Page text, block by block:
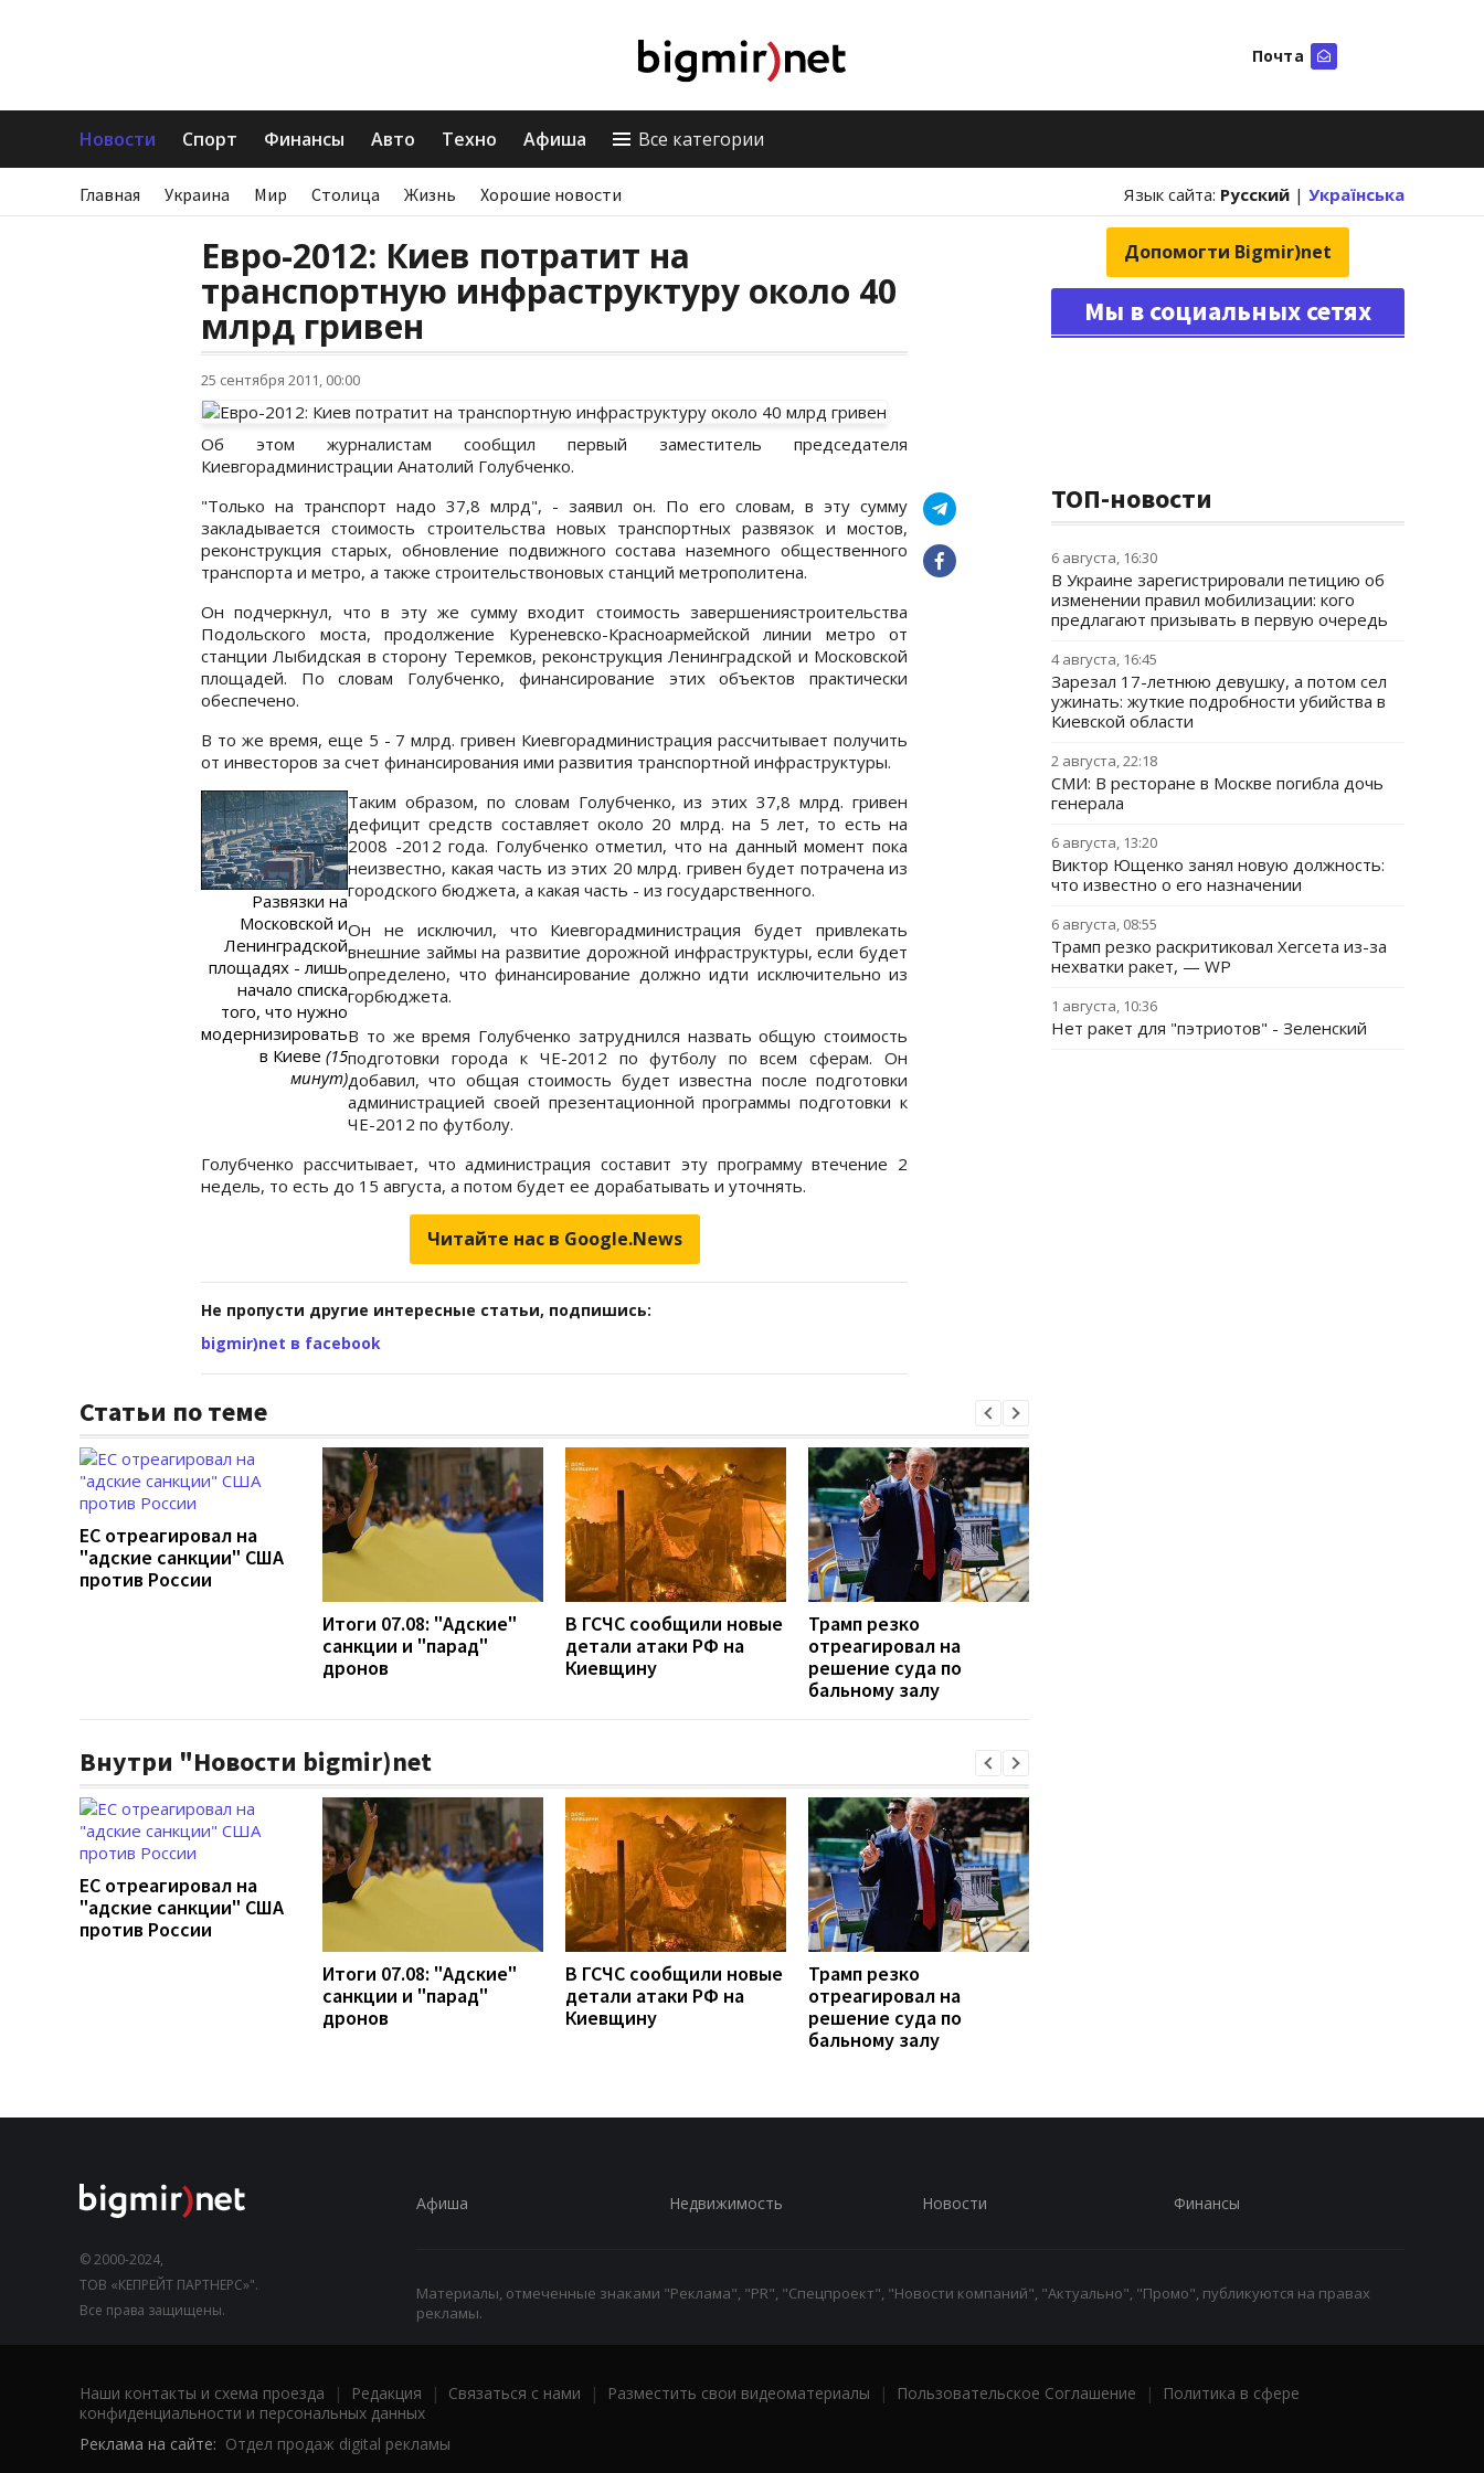
Почта
Новости Спорт Финансы Авто Техно Афиша Все категории
Главная Украина Мир Столица Жизнь Хорошие новости Язык сайта: Русский | Українська
Евро-2012: Киев потратит на
транспортную инфраструктуру около 40
млрд гривен
25 сентября 2011, 00:00
Об этом журналистам сообщил первый заместитель председателя
Киевгорадминистрации Анатолий Голубченко.
"Только на транспорт надо 37,8 млрд", - заявил он. По его словам, в эту сумму
закладывается стоимость строительства новых транспортных развязок и мостов,
реконструкция старых, обновление подвижного состава наземного общественного
транспорта и метро, а также строительствоновых станций метрополитена.
Он подчеркнул, что в эту же сумму входит стоимость завершениястроительства
Подольского моста, продолжение Куреневско-Красноармейской линии метро от
станции Лыбидская в сторону Теремков, реконструкция Ленинградской и Московской
площадей. По словам Голубченко, финансирование этих объектов практически
обеспечено.
В то же время, еще 5 - 7 млрд. гривен Киевгорадминистрация рассчитывает получить
от инвесторов за счет финансирования ими развития транспортной инфраструктуры.
Развязки на
Московской и
Ленинградской
площадях - лишь
начало списка
того, что нужно
модернизировать
в Киеве (15
минут)
Таким образом, по словам Голубченко, из этих 37,8 млрд. гривен
дефицит средств составляет около 20 млрд. на 5 лет, то есть на
2008 -2012 года. Голубченко отметил, что на данный момент пока
неизвестно, какая часть из этих 20 млрд. гривен будет потрачена из
городского бюджета, а какая часть - из государственного.
Он не исключил, что Киевгорадминистрация будет привлекать
внешние займы на развитие дорожной инфраструктуры, если будет
определено, что финансирование должно идти исключительно из
горбюджета.
В то же время Голубченко затруднился назвать общую стоимость
подготовки города к ЧЕ-2012 по футболу по всем сферам. Он
добавил, что общая стоимость будет известна после подготовки
администрацией своей презентационной программы подготовки к
ЧЕ-2012 по футболу.
Голубченко рассчитывает, что администрация составит эту программу втечение 2
недель, то есть до 15 августа, а потом будет ее дорабатывать и уточнять.
Читайте нас в Google.News
Не пропусти другие интересные статьи, подпишись:
bigmir)net в facebook
Статьи по теме
ЕС отреагировал на
"адские санкции" США
против России
Итоги 07.08: "Адские"
санкции и "парад"
дронов
В ГСЧС сообщили новые
детали атаки РФ на
Киевщину
Трамп резко
отреагировал на
решение суда по
бальному залу
Внутри "Новости bigmir)net
ЕС отреагировал на
"адские санкции" США
против России
Итоги 07.08: "Адские"
санкции и "парад"
дронов
В ГСЧС сообщили новые
детали атаки РФ на
Киевщину
Трамп резко
отреагировал на
решение суда по
бальному залу
Допомогти Bigmir)net
Мы в социальных сетях
ТОП-новости
6 августа, 16:30
В Украине зарегистрировали петицию об
изменении правил мобилизации: кого
предлагают призывать в первую очередь
4 августа, 16:45
Зарезал 17-летнюю девушку, а потом сел
ужинать: жуткие подробности убийства в
Киевской области
2 августа, 22:18
СМИ: В ресторане в Москве погибла дочь
генерала
6 августа, 13:20
Виктор Ющенко занял новую должность:
что известно о его назначении
6 августа, 08:55
Трамп резко раскритиковал Хегсета из-за
нехватки ракет, — WP
1 августа, 10:36
Нет ракет для "пэтриотов" - Зеленский
© 2000-2024,
ТОВ «КЕПРЕЙТ ПАРТНЕРС»".
Все права защищены.
Афиша Недвижимость Новости Финансы
Материалы, отмеченные знаками "Реклама", "PR", "Спецпроект", "Новости компаний", "Актуально", "Промо", публикуются на правах
рекламы.
Наши контакты и схема проезда | Редакция | Связаться с нами | Разместить свои видеоматериалы | Пользовательское Соглашение |
Политика в сфере
конфиденциальности и персональных данных
Реклама на сайте: Отдел продаж digital рекламы